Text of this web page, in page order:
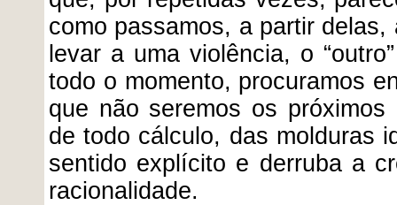
como passamos, a partir
levar a uma violência, o
todo o momento, procuramos
que não seremos os
de todo cálculo, das molduras
sentido explícito e derruba a
racionalidade.